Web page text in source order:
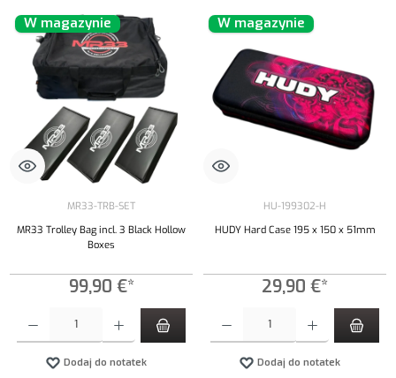
W magazynie
MR33-TRB-SET
MR33 Trolley Bag incl. 3 Black Hollow
Boxes
99,90 €*
Dodaj do notatek
W magazynie
HU-199302-H
HUDY Hard Case 195 x 150 x 51mm
29,90 €*
Dodaj do notatek